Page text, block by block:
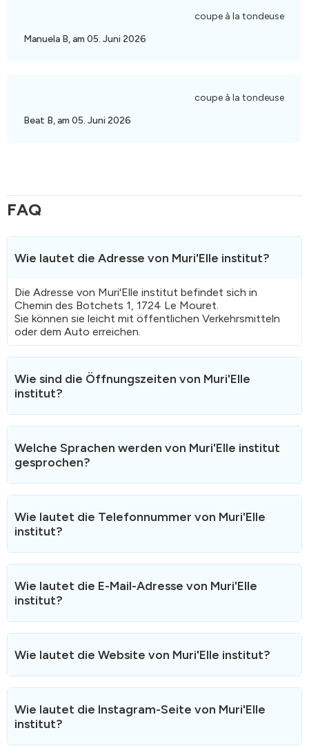
coupe à la tondeuse
Manuela B, am 05. Juni 2026
coupe à la tondeuse
Beat B, am 05. Juni 2026
FAQ
Wie lautet die Adresse von Muri'Elle institut?
Die Adresse von Muri'Elle institut befindet sich in
Chemin des Botchets 1, 1724 Le Mouret.
Sie können sie leicht mit öffentlichen Verkehrsmitteln
oder dem Auto erreichen.
Wie sind die Öffnungszeiten von Muri'Elle
institut?
Hier sind die Öffnungszeitenvon Muri'Elle institut.
nicht geöffnet.
Welche Sprachen werden von Muri'Elle institut
gesprochen?
Muri'Elle institut spricht fliessend Français".
Wie lautet die Telefonnummer von Muri'Elle
institut?
Die Telefonnummer von Muri'Elle institut ist079 869 51
Sie können uns während der Öffnungszeiten für
Informationen erreichen.
Wie lautet die E-Mail-Adresse von Muri'Elle
institut?
Sie können Muri'Elle institut per E-Mail unter der
muri.elle.institut@gmail.com.
Wir werden Ihnen so schnell wie möglich antworten.
Wie lautet die Website von Muri'Elle institut?
Die Website von Muri'Elle institut ist
Wie lautet die Instagram-Seite von Muri'Elle
institut?